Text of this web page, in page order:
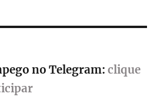
com
no Telegram: clique